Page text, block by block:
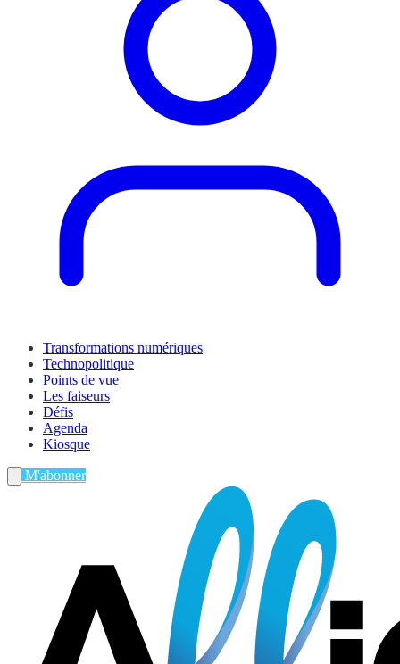
Transformations numériques
Technopolitique
Points de vue
Les faiseurs
Défis
Agenda
Kiosque
M'abonner